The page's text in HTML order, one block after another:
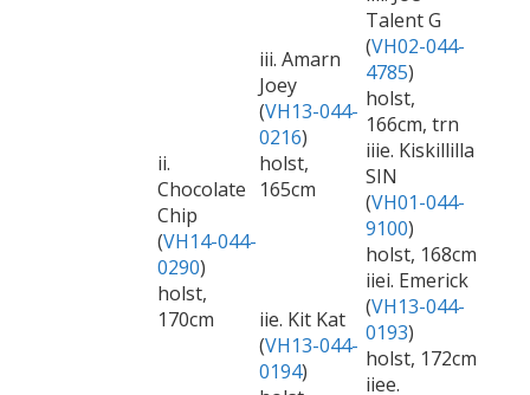
ii.
Chocolate
Chip
(VH14-044-
0290)
holst,
170cm
iii. Amarn
Joey
(VH13-044-
0216)
holst,
165cm
Talent G
(VH02-044-
4785)
holst,
166cm, trn
iiie. Kiskillilla
SIN
(VH01-044-
9100)
holst, 168cm
iie. Kit Kat
(VH13-044-
0194)
iiei. Emerick
(VH13-044-
0193)
holst, 172cm
iiee.